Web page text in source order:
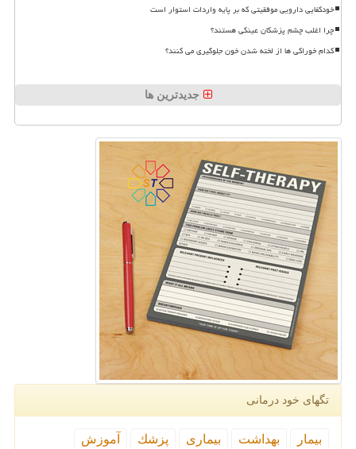
خودکفایی دارویی موفقیتی که بر پایه واردات استوار است
چرا اغلب چشم پزشکان عینکی هستند؟
کدام خوراکی ها از لخته شدن خون جلوگیری می کنند؟
جدیدترین ها
تگهای خود درمانی
بیمار بهداشت بیماری پزشك
آموزش